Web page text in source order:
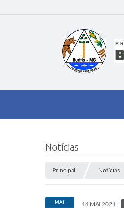
Notícias
Principal Notícias
MAI 14 MAI 2021